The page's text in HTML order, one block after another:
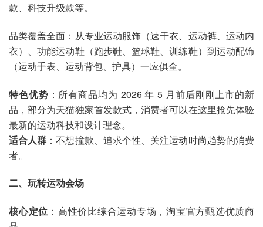
款、科技升级款等。
品类覆盖全面：从专业运动服饰（速干衣、运动裤、运动内
衣）、功能运动鞋（跑步鞋、篮球鞋、训练鞋）到运动配饰
（运动手表、运动背包、护具）一应俱全。
特色优势 ：所有商品均为 2026 年 5 月前后刚刚上市的新
品，部分为天猫独家首发款式，消费者可以在这里抢先体验
最新的运动科技和设计理念。
适合人群 ：不想撞款、追求个性、关注运动时尚趋势的消费
者。
二、玩转运动会场
核心定位 ：高性价比综合运动专场，淘宝官方甄选优质商